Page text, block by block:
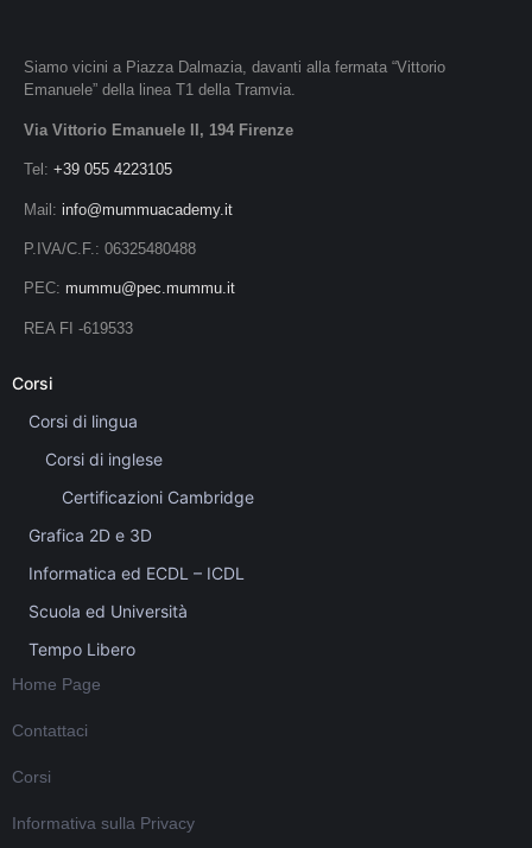
Siamo vicini a Piazza Dalmazia, davanti alla fermata “Vittorio
Emanuele” della linea T1 della Tramvia.
Via Vittorio Emanuele II, 194 Firenze
Tel: +39 055 4223105
Mail: info@mummuacademy.it
P.IVA/C.F.: 06325480488
PEC: mummu@pec.mummu.it
REA FI -619533
Corsi
Corsi di lingua
Corsi di inglese
Certificazioni Cambridge
Grafica 2D e 3D
Informatica ed ECDL – ICDL
Scuola ed Università
Tempo Libero
Home Page
Contattaci
Corsi
Informativa sulla Privacy